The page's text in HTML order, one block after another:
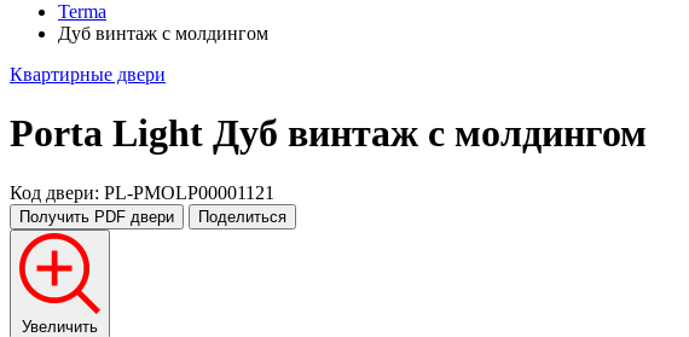
Terma
Дуб винтаж с молдингом
Квартирные двери
Porta Light Дуб винтаж с молдингом
Код двери: PL-PMOLP00001121
Получить PDF двери Поделиться
Увеличить